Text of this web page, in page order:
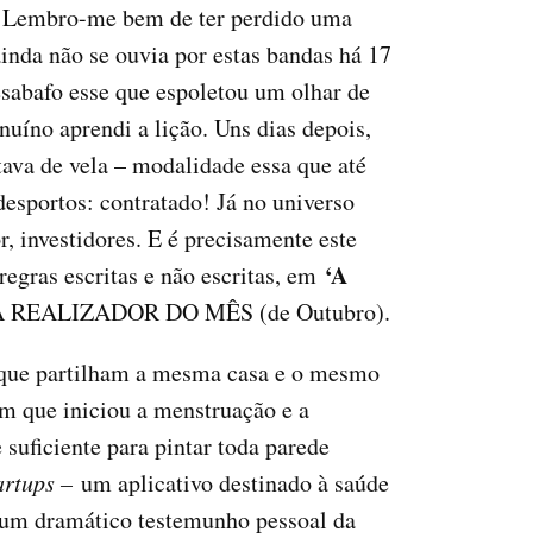
me bem de ter perdido uma
não se ouvia por estas bandas há 17
esse que espoletou um olhar de
aprendi a lição. Uns dias depois,
de vela – modalidade essa que até
contratado! Já no universo
investidores. E é precisamente este
escritas e não escritas, em ‘A
REALIZADOR DO MÊS (de Outubro).
partilham a mesma casa e o mesmo
que iniciou a menstruação e a
para pintar toda parede
– um aplicativo destinado à saúde
dramático testemunho pessoal da